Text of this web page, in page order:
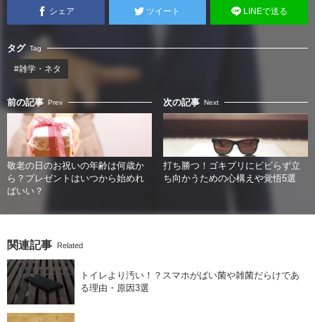
シェア ツイート LINEで送る
タグ Tag
#雑学・ネタ
前の記事 Prev
敬老の日のお祝いの年齢は何歳か
ら？プレゼントはいつから始めれ
ばいい？
次の記事 Next
打ち勝つ！ゴキブリにビビらず立
ち向かうための心構えや覚悟5選
関連記事 Related
トイレより汚い！？スマホがばい菌や雑菌だらけであ
る理由・原因3選